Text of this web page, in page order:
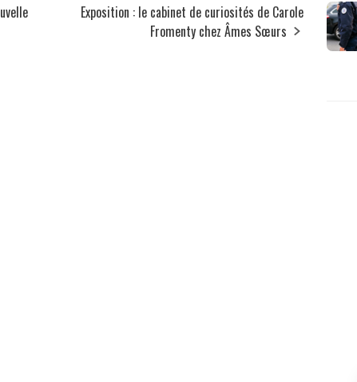
Exposition : le cabinet de curiosités de Carole
Fromenty chez Âmes Sœurs